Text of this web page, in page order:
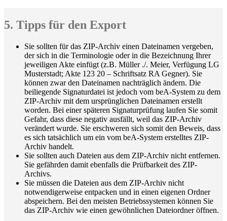
5. Tipps für den Export
Sie sollten für das ZIP-Archiv einen Dateinamen vergeben,
der sich in die Terminologie oder in die Bezeichnung Ihrer
jeweiligen Akte einfügt (z.B. Müller ./. Meier, Verfügung LG
Musterstadt; Akte 123 20 – Schriftsatz RA Gegner). Sie
können zwar den Dateinamen nachträglich ändern. Die
beiliegende Signaturdatei ist jedoch vom beA-System zu dem
ZIP-Archiv mit dem ursprünglichen Dateinamen erstellt
worden. Bei einer späteren Signaturprüfung laufen Sie somit
Gefahr, dass diese negativ ausfällt, weil das ZIP-Archiv
verändert wurde. Sie erschweren sich somit den Beweis, dass
es sich tatsächlich um ein vom beA-System erstelltes ZIP-
Archiv handelt.
Sie sollten auch Dateien aus dem ZIP-Archiv nicht entfernen.
Sie gefährden damit ebenfalls die Prüfbarkeit des ZIP-
Archivs.
Sie müssen die Dateien aus dem ZIP-Archiv nicht
notwendigerweise entpacken und in einen eigenen Ordner
abspeichern. Bei den meisten Betriebssystemen können Sie
das ZIP-Archiv wie einen gewöhnlichen Dateiordner öffnen.